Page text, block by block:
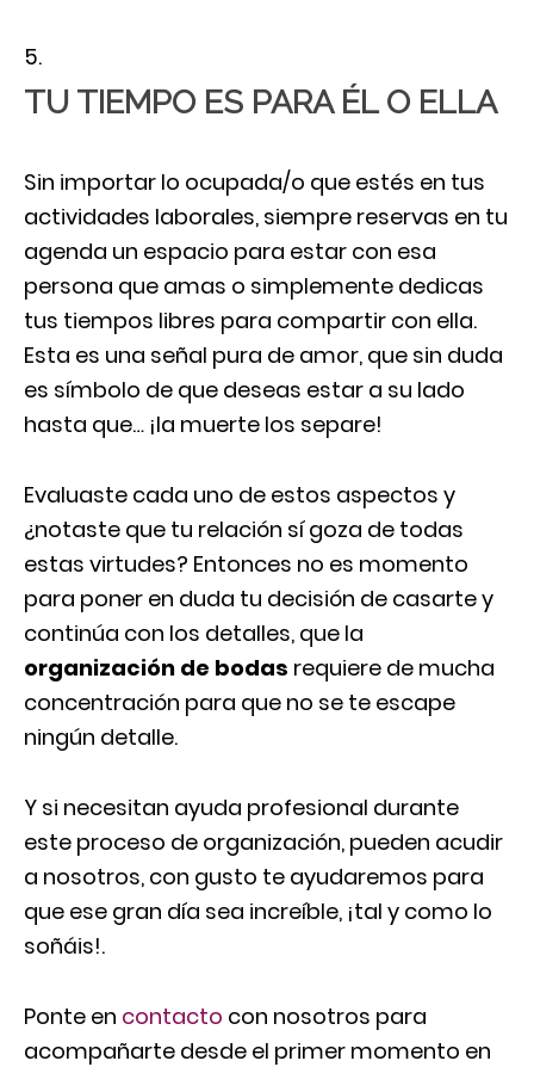
TU TIEMPO ES PARA ÉL O ELLA
Sin importar lo ocupada/o que estés en tus
actividades laborales, siempre reservas en tu
agenda un espacio para estar con esa
persona que amas o simplemente dedicas
tus tiempos libres para compartir con ella.
Esta es una señal pura de amor, que sin duda
es símbolo de que deseas estar a su lado
hasta que… ¡la muerte los separe!
Evaluaste cada uno de estos aspectos y
¿notaste que tu relación sí goza de todas
estas virtudes? Entonces no es momento
para poner en duda tu decisión de casarte y
continúa con los detalles, que la
organización de bodas requiere de mucha
concentración para que no se te escape
ningún detalle.
Y si necesitan ayuda profesional durante
este proceso de organización, pueden acudir
a nosotros, con gusto te ayudaremos para
que ese gran día sea increíble, ¡tal y como lo
soñáis!.
Ponte en contacto con nosotros para
acompañarte desde el primer momento en